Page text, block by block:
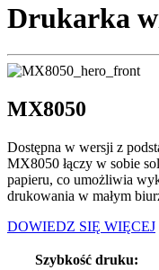
Drukarka
MX8050
Dostępna w wersji z
MX8050 łączy w sobie
papieru, co umożliwia
drukowania w małym
DOWIEDZ SIĘ WIĘCEJ
Szybkość druku: